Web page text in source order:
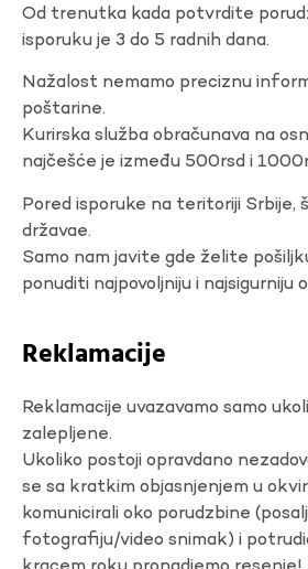
Od trenutka kada potvrdite
isporuku je 3 do 5 radnih dana.
Nažalost nemamo preciznu
poštarine.
Kurirska služba obračunava na
najčešće je između 500rsd i
Pored isporuke na teritoriji Srbije,
državae.
Samo nam javite gde želite
ponuditi najpovoljniju i najsigurniju
Reklamacije
Reklamacije uvazavamo samo
zalepljene.
Ukoliko postoji opravdano
se sa kratkim objasnjenjem u
komunicirali oko porudzbine
fotografiju/video snimak) i